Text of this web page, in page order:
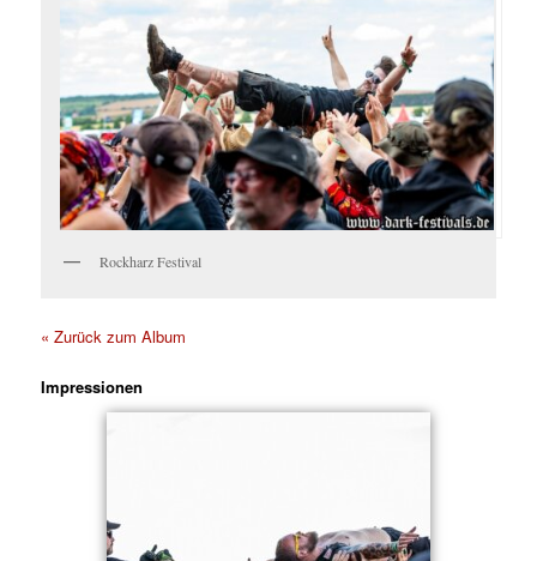
Rockharz Festival
« Zurück zum Album
Impressionen